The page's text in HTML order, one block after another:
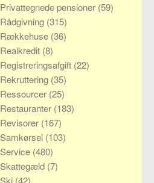
Privattegnede pensioner (59)
Rådgivning (315)
Rækkehuse (36)
Realkredit (8)
Registreringsafgift (22)
Rekruttering (35)
Ressourcer (25)
Restauranter (183)
Revisorer (167)
Samkørsel (103)
Service (480)
Skattegæld (7)
Ski (42)